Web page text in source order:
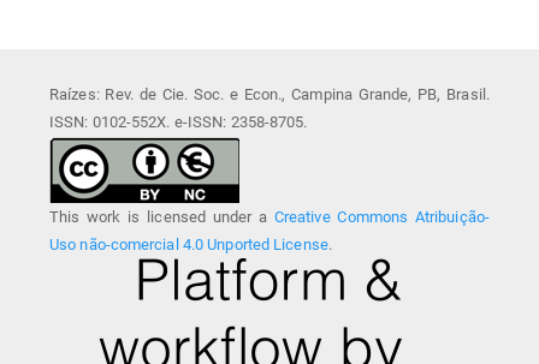
Raízes: Rev. de Cie. Soc. e Econ., Campina Grande, PB, Brasil.
ISSN: 0102-552X. e-ISSN: 2358-8705.
This work is licensed under a Creative Commons Atribuição-
Uso não-comercial 4.0 Unported License.